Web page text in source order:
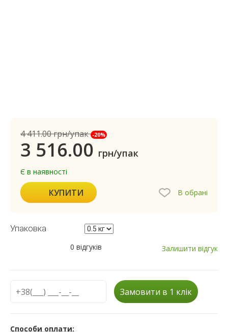
4 411.00грн/упак -20%
3 516.00 грн/упак
Є в наявності
КУПИТИ В обрані
Упаковка
0 відгуків
Залишити відгук
Замовити в 1 клік
Способи оплати: